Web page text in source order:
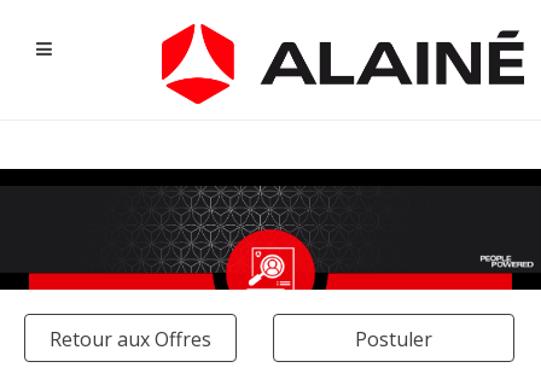
Retour aux Offres Postuler